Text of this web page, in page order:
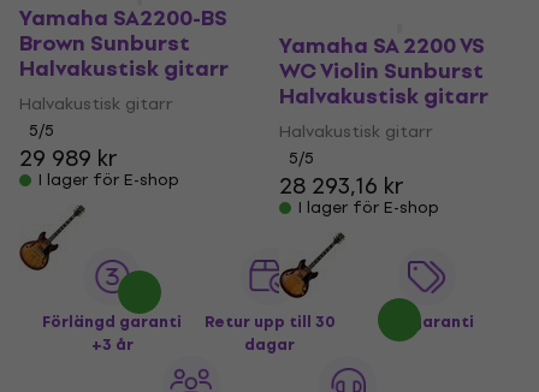
Yamaha SA2200-BS
Brown Sunburst
Halvakustisk gitarr
Halvakustisk gitarr
5/5
29 989 kr
I lager för E-shop
Yamaha SA 2200 VS
WC Violin Sunburst
Halvakustisk gitarr
Halvakustisk gitarr
5/5
28 293,16 kr
I lager för E-shop
Förlängd garanti
+3 år
Retur upp till 30
dagar
Prisgaranti